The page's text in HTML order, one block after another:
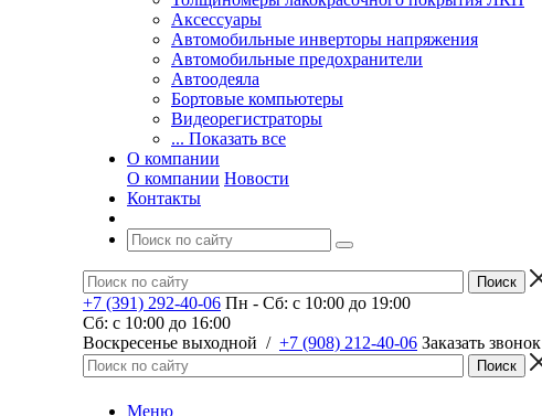
Аксессуары
Автомобильные инверторы напряжения
Автомобильные предохранители
Автоодеяла
Бортовые компьютеры
Видеорегистраторы
... Показать все
О компании
О компании Новости
Контакты
+7 (391) 292-40-06 Пн - Сб: c 10:00 до 19:00
Сб: c 10:00 до 16:00
​Воскресенье выходной / +7 (908) 212-40-06 Заказать звонок
Меню